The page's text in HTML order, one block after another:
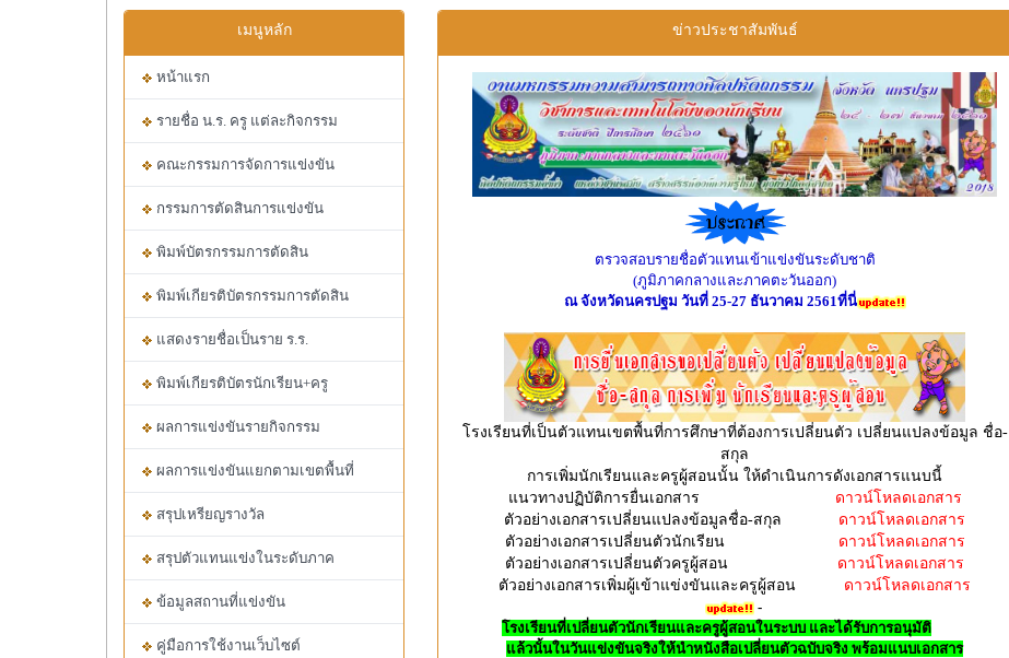
เมนูหลัก
หน้าแรก
รายชื่อ น.ร. ครู แต่ละกิจกรรม
คณะกรรมการจัดการแข่งขัน
กรรมการตัดสินการแข่งขัน
พิมพ์บัตรกรรมการตัดสิน
พิมพ์เกียรติบัตรกรรมการตัดสิน
แสดงรายชื่อเป็นราย ร.ร.
พิมพ์เกียรติบัตรนักเรียน+ครู
ผลการแข่งขันรายกิจกรรม
ผลการแข่งขันแยกตามเขตพื้นที่
สรุปเหรียญรางวัล
สรุปตัวแทนแข่งในระดับภาค
ข้อมูลสถานที่แข่งขัน
คู่มือการใช้งานเว็บไซต์
ข่าวประชาสัมพันธ์
ตรวจสอบรายชื่อตัวแทนเข้าแข่งขันระดับชาติ
(ภูมิภาคกลางและภาคตะวันออก)
ณ จังหวัดนครปฐม วันที่ 25-27 ธันวาคม 2561ที่นี่
โรงเรียนที่เป็นตัวแทนเขตพื้นที่การศึกษาที่ต้องการเปลี่ยนตัว เปลี่ยนแปลงข้อมูล ชื่อ-
สกุล
การเพิ่มนักเรียนและครูผู้สอนนั้น ให้ดำเนินการดังเอกสารแนบนี้
แนวทางปฏิบัติการยื่นเอกสาร ดาวน์โหลดเอกสาร
ตัวอย่างเอกสารเปลี่ยนแปลงข้อมูลชื่อ-สกุล ดาวน์โหลดเอกสาร
ตัวอย่างเอกสารเปลี่ยนตัวนักเรียน ดาวน์โหลดเอกสาร
ตัวอย่างเอกสารเปลี่ยนตัวครูผู้สอน ดาวน์โหลดเอกสาร
ตัวอย่างเอกสารเพิ่มผู้เข้าแข่งขันและครูผู้สอน ดาวน์โหลดเอกสาร
-
โรงเรียนที่เปลี่ยนตัวนักเรียนและครูผู้สอนในระบบ และได้รับการอนุมัติ
แล้วนั้นในวันแข่งขันจริงให้นำหนังสือเปลี่ยนตัวฉบับจริง พร้อมแนบเอกสาร